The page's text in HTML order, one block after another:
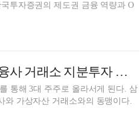
투자증권의 제도권 금융 역량과 O
한국투자증권, 코인원 '3대 주주'로…금융사 거래소 지분투자 확산
통해 3대 주주로 올라서게 된다. 삼
와 가상자산 거래소와의 동맹이다.